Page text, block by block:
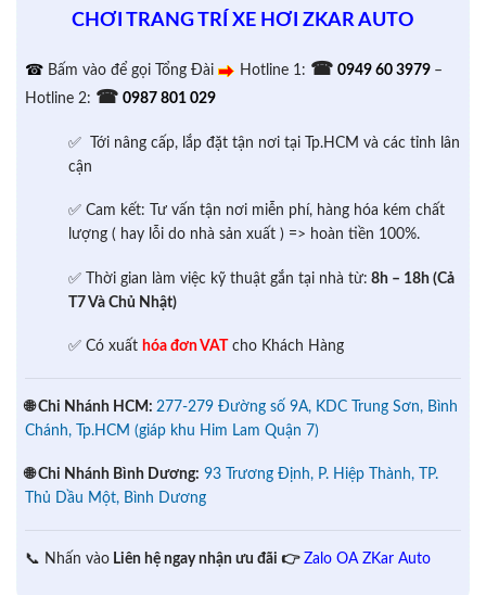
CHƠI TRANG TRÍ XE HƠI ZKAR AUTO
☎ Bấm vào để gọi Tổng Đài Hotline 1: ☎ 0949 60 3979 –
Hotline 2: ☎ 0987 801 029
✅ Tới nâng cấp, lắp đặt tận nơi tại Tp.HCM và các tỉnh lân
cận
✅ Cam kết: Tư vấn tận nơi miễn phí, hàng hóa kém chất
lượng ( hay lỗi do nhà sản xuất ) => hoàn tiền 100%.
✅ Thời gian làm việc kỹ thuật gắn tại nhà từ: 8h – 18h (Cả
T7 Và Chủ Nhật)
✅ Có xuất hóa đơn VAT cho Khách Hàng
🌐 Chi Nhánh HCM: 277-279 Đường số 9A, KDC Trung Sơn, Bình
Chánh, Tp.HCM (giáp khu Him Lam Quận 7)
🌐 Chi Nhánh Bình Dương: 93 Trương Định, P. Hiệp Thành, TP.
Thủ Dầu Một, Bình Dương
📞 Nhấn vào Liên hệ ngay nhận ưu đãi 👉 Zalo OA ZKar Auto